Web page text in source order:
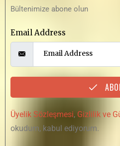
Bültenimize abone olun
Email Address
Üyelik Sözleşmesi, Gizlilik ve
okudum, kabul ediyorum.